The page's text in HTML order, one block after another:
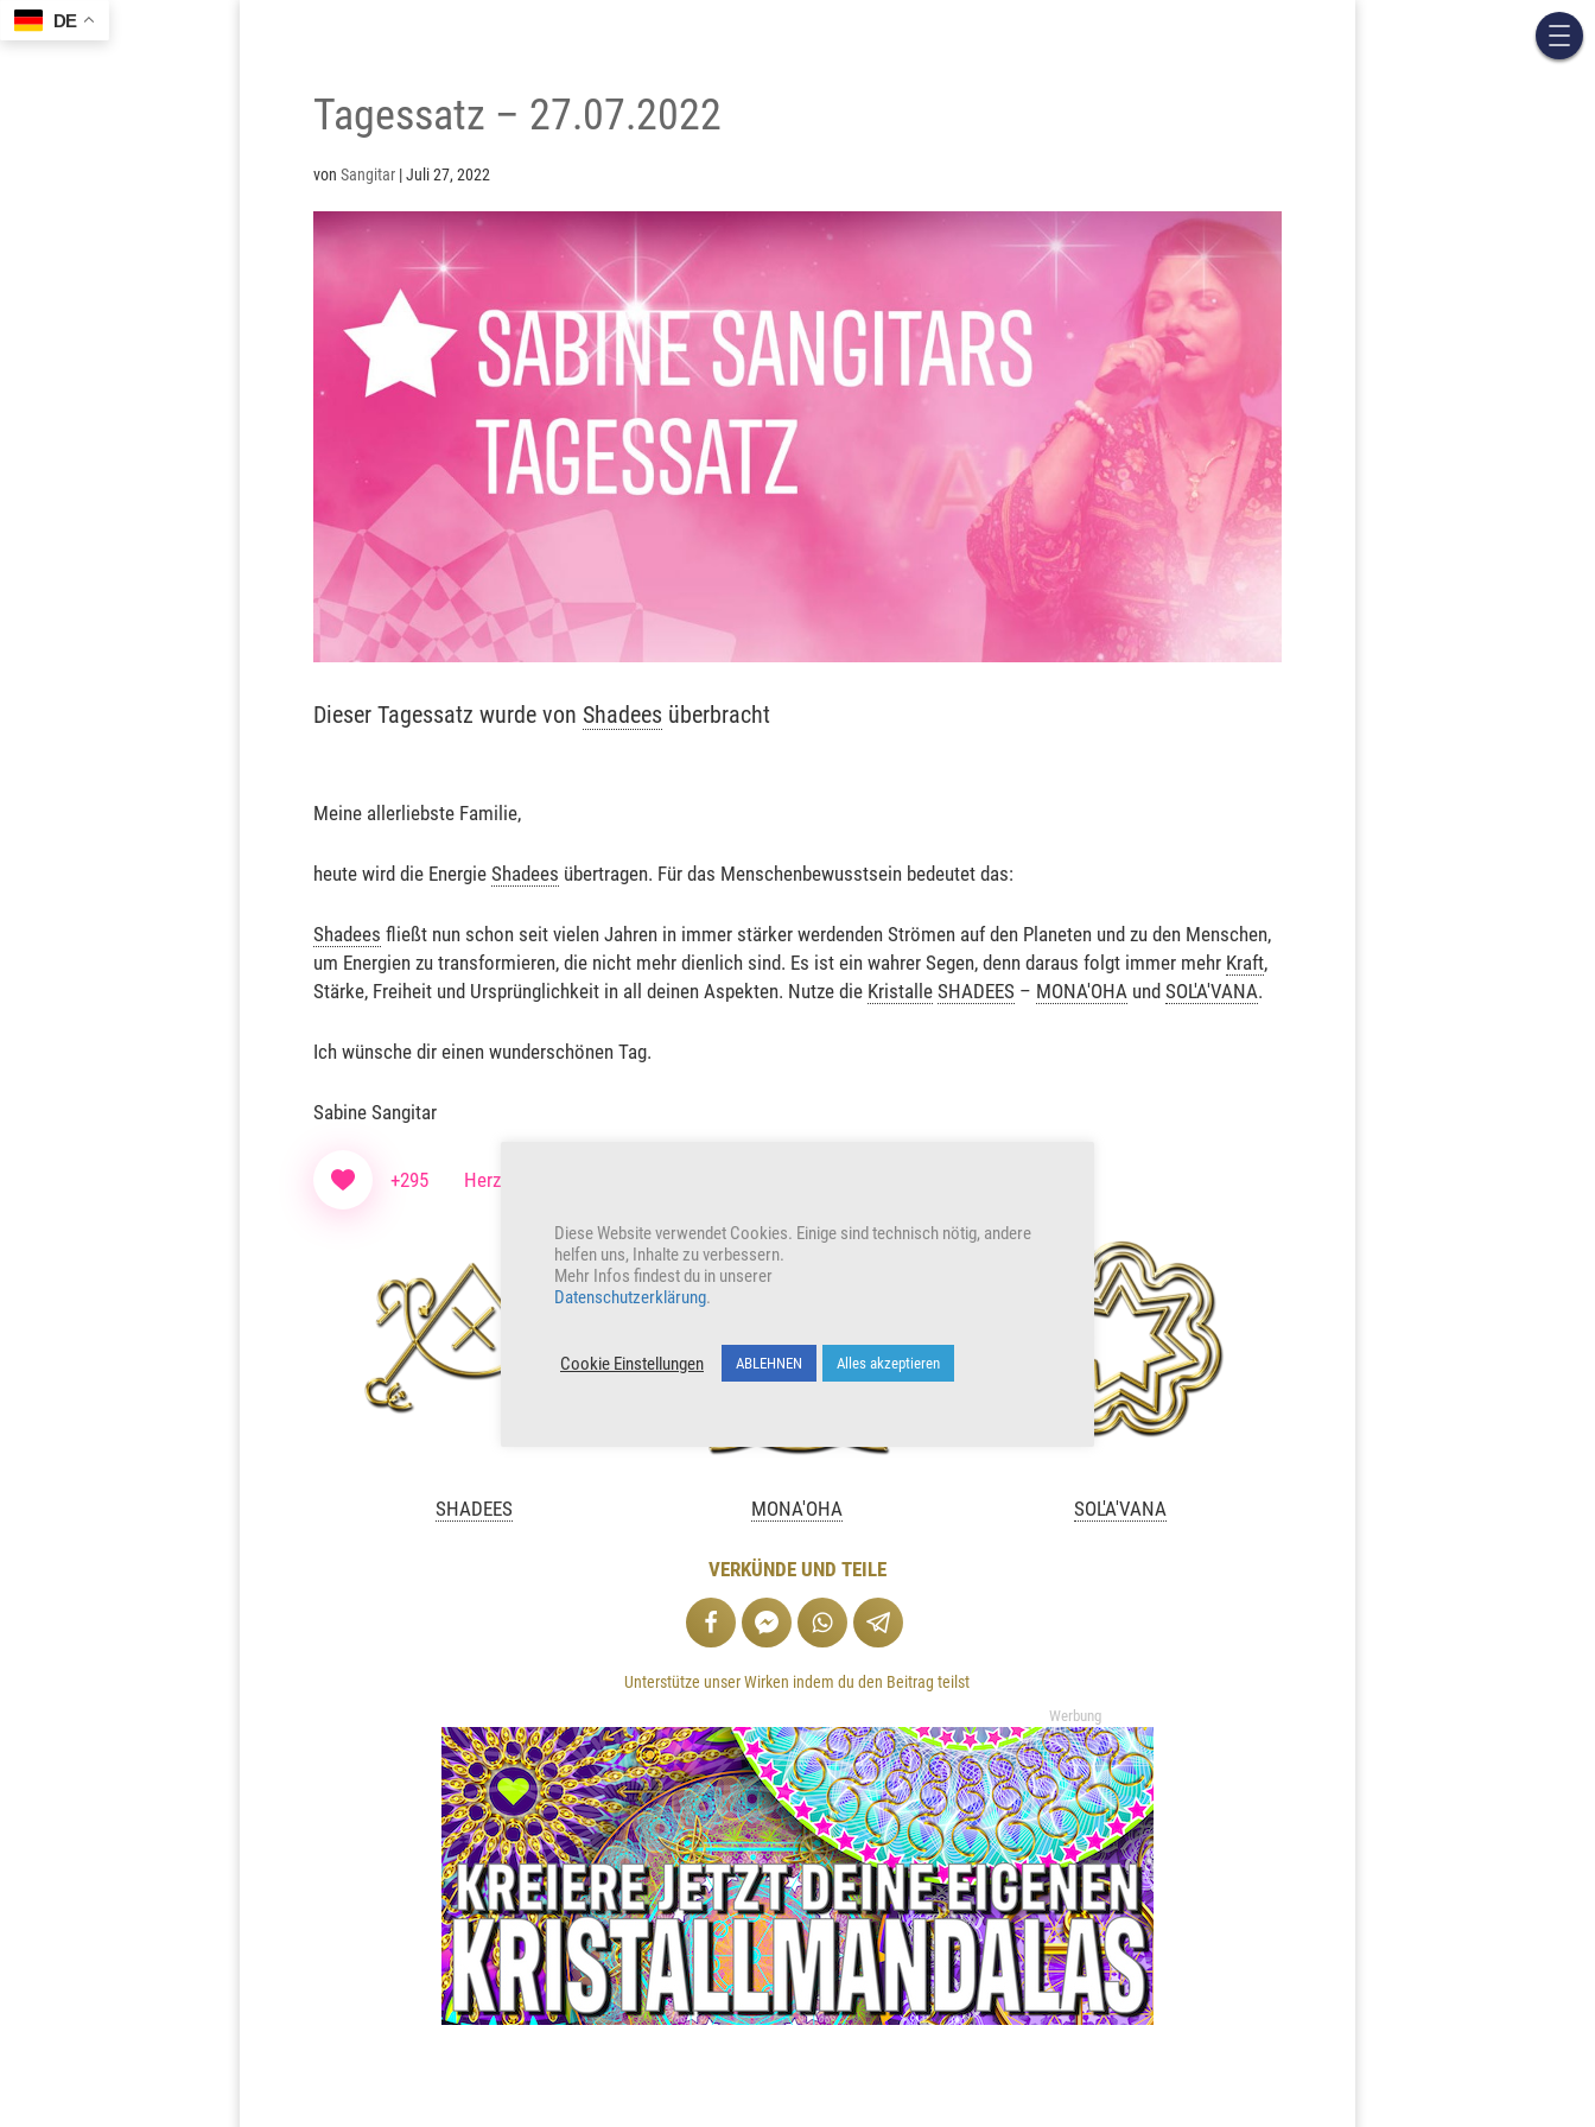
Tagessatz – 27.07.2022
von Sangitar|Juli 27, 2022
Dieser Tagessatz wurde von Shadees überbracht
Meine allerliebste Familie,
heute wird die Energie Shadees übertragen. Für das Menschenbewusstsein bedeutet das:
Shadees fließt nun schon seit vielen Jahren in immer stärker werdenden Strömen auf den Planeten und zu den Menschen,
um Energien zu transformieren, die nicht mehr dienlich sind. Es ist ein wahrer Segen, denn daraus folgt immer mehr Kraft,
Stärke, Freiheit und Ursprünglichkeit in all deinen Aspekten. Nutze die Kristalle SHADEES – MONA'OHA und SOL'A'VANA.
Ich wünsche dir einen wunderschönen Tag.
Sabine Sangitar
+295 Herzen freuen auch uns
SHADEES MONA'OHA SOL'A'VANA
VERKÜNDE UND TEILE
Unterstütze unser Wirken indem du den Beitrag teilst
Werbung
Diese Website verwendet Cookies. Einige sind technisch nötig, andere
helfen uns, Inhalte zu verbessern.
Mehr Infos findest du in unserer
Datenschutzerklärung.
Cookie Einstellungen ABLEHNEN Alles akzeptieren
DE